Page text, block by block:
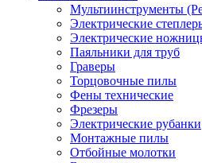
Мультиинструменты
Электрические
Электрические
Паяльники для труб
Граверы
Торцовочные пилы
Фены технические
Фрезеры
Электрические рубанки
Монтажные пилы
Отбойные молотки